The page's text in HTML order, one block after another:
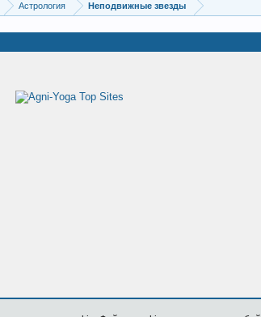
Астрология Неподвижные звезды